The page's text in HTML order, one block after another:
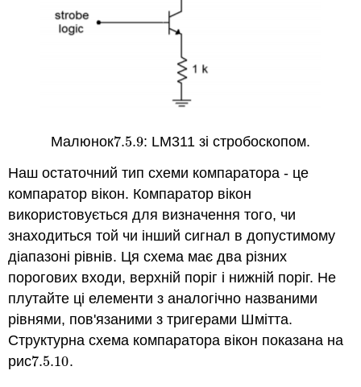
Малюнок7.5.9
7.5.9: LM311 зі стробоскопом.
Наш остаточний тип схеми компаратора - це
компаратор вікон. Компаратор вікон
використовується для визначення того, чи
знаходиться той чи інший сигнал в допустимому
діапазоні рівнів. Ця схема має два різних
порогових входи, верхній поріг і нижній поріг. Не
плутайте ці елементи з аналогічно названими
рівнями, пов'язаними з тригерами Шмітта.
Структурна схема компаратора вікон показана на
рис7.5.10
7.5.10.